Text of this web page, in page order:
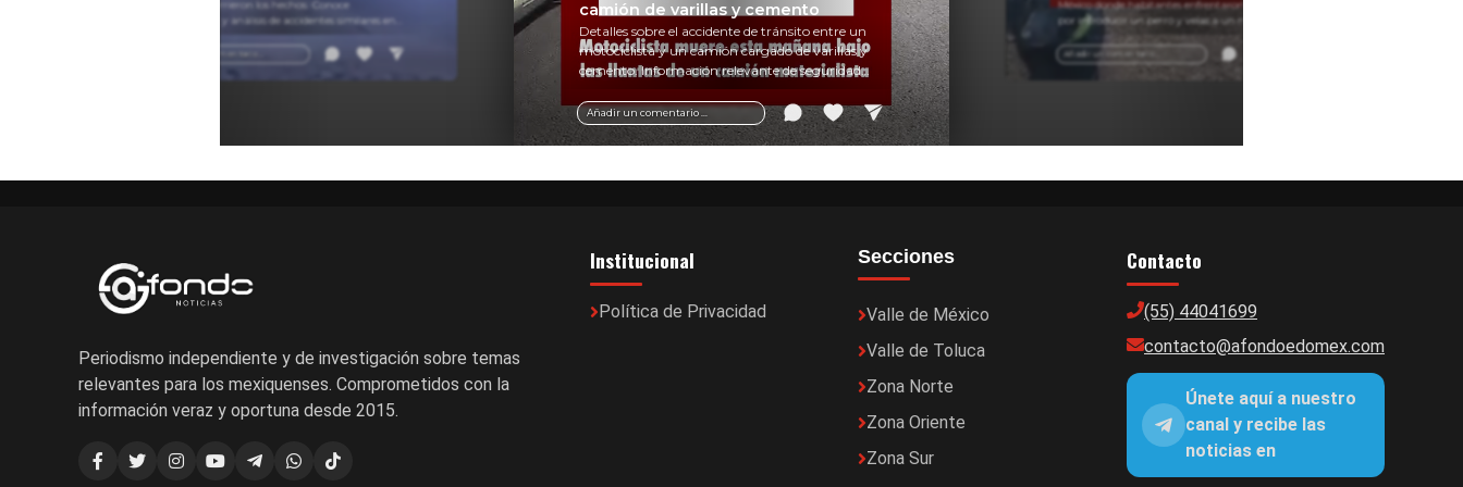
Añadir un comentario ...
camión de varillas y cemento
Detalles sobre el accidente de tránsito entre un
motociclista y un camión cargado de varillas y
cemento. Información relevante de seguridad
vial y recomendaciones para motociclistas.
Añadir un comentario ...
México donde habitantes enfrentaron a personas
por introducir un perro y velas a un manantial.
Información sobre conflictos en comunidades del
Edomex.
y cómo ocurrieron los hechos. Conoce
testimonios y análisis de accidentes similares en
carretera para entender estos sucesos.
Periodismo independiente y de investigación sobre temas
relevantes para los mexiquenses. Comprometidos con la
información veraz y oportuna desde 2015.
Institucional
Política de Privacidad
Secciones
Valle de México
Valle de Toluca
Zona Norte
Zona Oriente
Zona Sur
Contacto
(55) 44041699
contacto@afondoedomex.com
Únete aquí a nuestro
canal y recibe las
noticias en